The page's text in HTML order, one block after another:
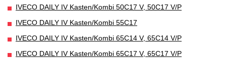
IVECO DAILY IV Kasten/Kombi 50C17 V, 50C17 V/P
IVECO DAILY IV Kasten/Kombi 55C17
IVECO DAILY IV Kasten/Kombi 65C14 V, 65C14 V/P
IVECO DAILY IV Kasten/Kombi 65C17 V, 65C17 V/P